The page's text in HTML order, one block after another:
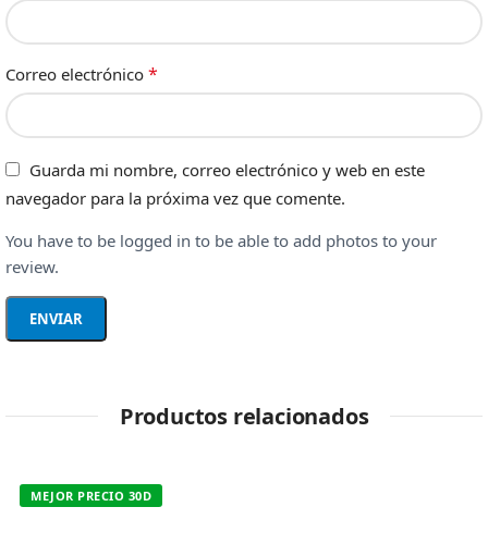
Correo electrónico *
Guarda mi nombre, correo electrónico y web en este
navegador para la próxima vez que comente.
You have to be logged in to be able to add photos to your
review.
Productos relacionados
MEJOR PRECIO 30D